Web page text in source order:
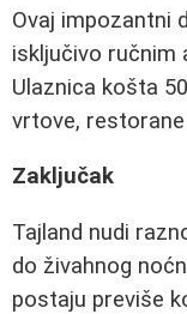
Ovaj impozantni
isključivo ručnim
Ulaznica košta
vrtove,
Zaključak
Tajland nudi
do živahnog
postaju previše